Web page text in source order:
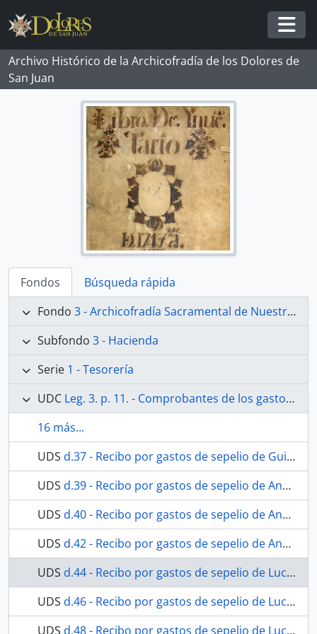
Skip to main content
Archivo Histórico de la Archicofradía de los Dolores de
San Juan
Fondos
Búsqueda rápida
Fondo 3 - Archicofradía Sacramental de Nuestra Señora de los Dolores
Subfondo 3 - Hacienda
Serie 1 - Tesorería
UDC Leg. 3. p. 11. - Comprobantes de los gastos efectuados en el año 1874.
16 más...
UDS d.37 - Recibo por gastos de sepelio de Guillermo Ritwagen y Fialo
UDS d.39 - Recibo por gastos de sepelio de Ana Gómez Mejía.
UDS d.40 - Recibo por gastos de sepelio de Ana Gómez Mejía.
UDS d.42 - Recibo por gastos de sepelio de Ana Gómez Mejía.
UDS d.44 - Recibo por gastos de sepelio de Lucia Pinazo García.
UDS d.46 - Recibo por gastos de sepelio de Lucia Pinazo García.
UDS d.48 - Recibo por gastos de sepelio de Lucia Pinazo García.